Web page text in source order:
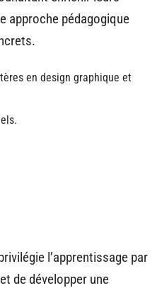
approche pédagogique
en design graphique et
l’apprentissage par
de développer une